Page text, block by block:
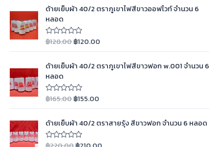
1
5
ค
ะ
แ
น
ะ
แ
น
0
ตั้
ง
แ
1
5
ค
ะ
แ
น
ด้ายเย็บผ้า 40/2 ตราภูเขาไฟสีขาวออฟไวท์ จำนวน 6
หลอด
ใ
ะ
แ
น
0
ตั้
ง
แ
1
5
ค
฿128.00฿120.00
ด้ายเย็บผ้า 40/2 ตราภูเขาไฟสีขาวฟอก w.001 จำนวน 6
หลอด
ใ
ะ
แ
น
น
฿165.00฿155.00
ด้ายเย็บผ้า 40/2 ตราสายรุ้ง สีขาวฟอก จำนวน 6 หลอด
ใ